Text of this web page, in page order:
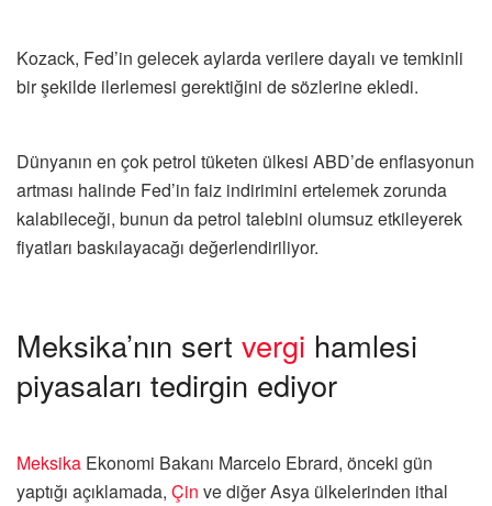
Kozack, Fed’in gelecek aylarda verilere dayalı ve temkinli
bir şekilde ilerlemesi gerektiğini de sözlerine ekledi.
Dünyanın en çok petrol tüketen ülkesi ABD’de enflasyonun
artması halinde Fed’in faiz indirimini ertelemek zorunda
kalabileceği, bunun da petrol talebini olumsuz etkileyerek
fiyatları baskılayacağı değerlendiriliyor.
Meksika’nın sert vergi hamlesi
piyasaları tedirgin ediyor
Meksika Ekonomi Bakanı Marcelo Ebrard, önceki gün
yaptığı açıklamada, Çin ve diğer Asya ülkelerinden ithal